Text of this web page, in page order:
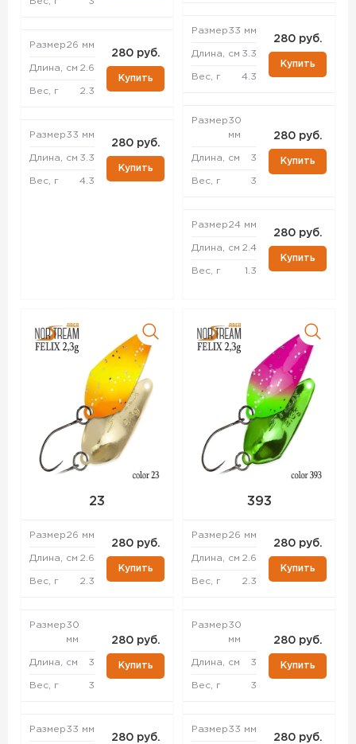
Размер26 мм
Длина, см 2.6
Вес, г 2.3
280 руб.
Купить
Размер33 мм
Длина, см 3.3
Вес, г 4.3
280 руб.
Купить
Размер33 мм
Длина, см 3.3
Вес, г 4.3
280 руб.
Купить
Размер30
мм
Длина, см 3
Вес, г 3
280 руб.
Купить
Размер24 мм
Длина, см 2.4
Вес, г 1.3
280 руб.
Купить
23
Размер26 мм
Длина, см 2.6
Вес, г 2.3
280 руб.
Купить
Размер30
мм
Длина, см 3
Вес, г 3
280 руб.
Купить
Размер33 мм
280 руб.
393
Размер26 мм
Длина, см 2.6
Вес, г 2.3
280 руб.
Купить
Размер30
мм
Длина, см 3
Вес, г 3
280 руб.
Купить
Размер33 мм
280 руб.